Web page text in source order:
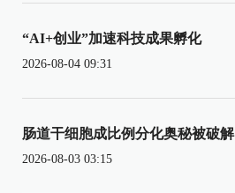
“AI+创业”加速科技成果孵化
2026-08-04 09:31
肠道干细胞成比例分化奥秘被破解
2026-08-03 03:15